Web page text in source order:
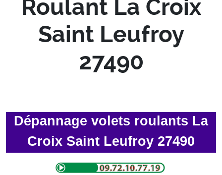
Roulant La Croix
Saint Leufroy
27490
Dépannage volets roulants La
Croix Saint Leufroy 27490